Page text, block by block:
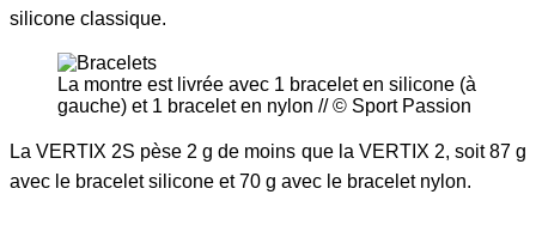
silicone classique.
La montre est livrée avec 1 bracelet en silicone (à
gauche) et 1 bracelet en nylon // © Sport Passion
La VERTIX 2S pèse 2 g de moins que la VERTIX 2, soit 87 g
avec le bracelet silicone et 70 g avec le bracelet nylon.